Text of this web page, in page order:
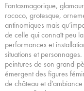
Fantasmagorique,
rococo, grotesque,
antinomiques mais
de celle qui connaît peu
performances et
situations et
peintures de son grand-
émergent des figures
de château et